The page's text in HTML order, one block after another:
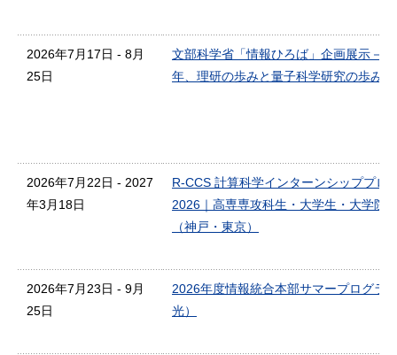
2026年7月17日 - 8月
25日
文部科学省「情報ひろば」企画展示－
年、理研の歩みと量子科学研究の歩み
2026年7月22日 - 2027
年3月18日
R-CCS 計算科学インターンシッププロ
2026｜高専専攻科生・大学生・大学院
（神戸・東京）
2026年7月23日 - 9月
25日
2026年度情報統合本部サマープログラ
光）